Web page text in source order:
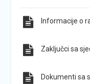
Informacije o
Zaključci sa
Dokumenti sa